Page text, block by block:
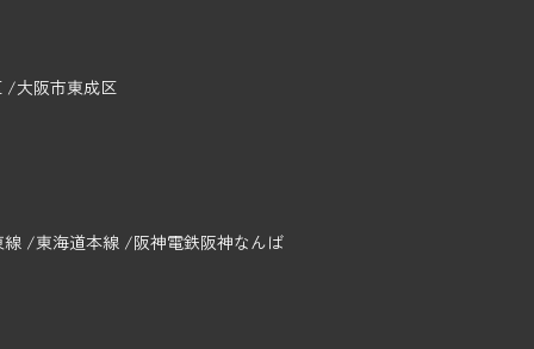
大阪市東成区
線 東海道本線 阪神電鉄阪神なんば